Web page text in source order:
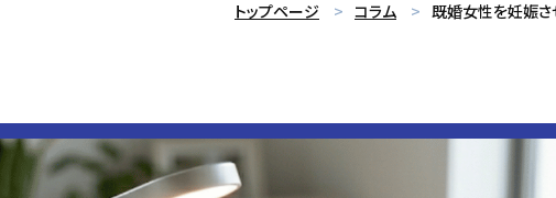
トップページ コラム 既婚女性を妊娠さ